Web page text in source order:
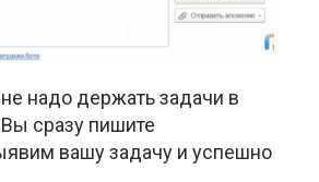
надо держать задачи в
сразу пишите
вашу задачу и успешно